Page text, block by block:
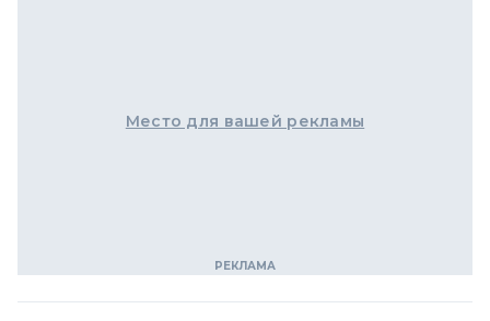
Место для вашей рекламы